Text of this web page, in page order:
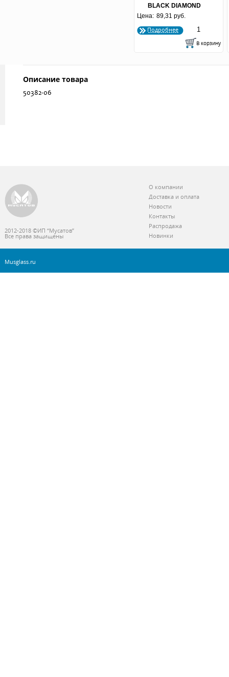
BLACK DIAMOND
(1*8шт.)
Цена: 89,31 руб.
Подробнее
Описание товара
50382-06
2012-2018 ©ИП “Мусатов”
Все права защищены
О компании
Доставка и оплата
Новости
Контакты
Распродажа
Новинки
Musglass.ru